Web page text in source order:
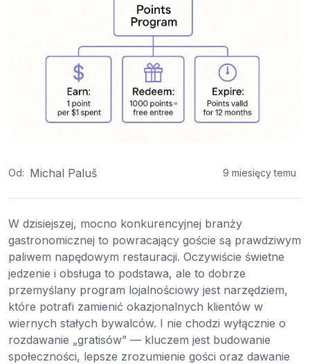
Od: Michal Paluš 9 miesięcy temu
W dzisiejszej, mocno konkurencyjnej branży
gastronomicznej to powracający goście są prawdziwym
paliwem napędowym restauracji. Oczywiście świetne
jedzenie i obsługa to podstawa, ale to dobrze
przemyślany program lojalnościowy jest narzędziem,
które potrafi zamienić okazjonalnych klientów w
wiernych stałych bywalców. I nie chodzi wyłącznie o
rozdawanie „gratisów” — kluczem jest budowanie
społeczności, lepsze zrozumienie gości oraz dawanie